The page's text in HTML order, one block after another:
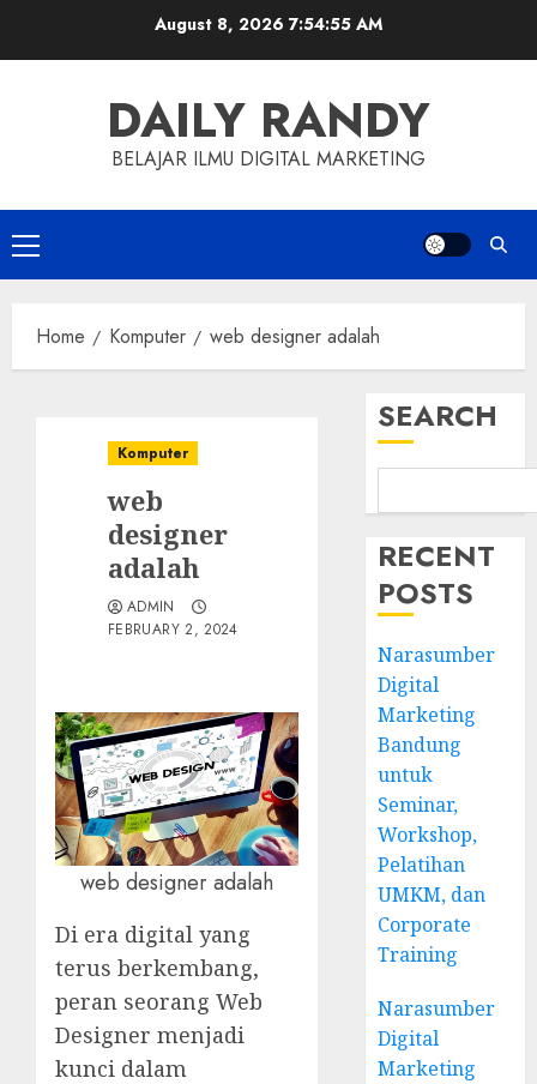
August 8, 2026 7:54:56 AM
DAILY RANDY
BELAJAR ILMU DIGITAL MARKETING
Primary
Menu
Home Komputer web designer adalah
Komputer
web
designer
adalah
ADMIN
FEBRUARY 2, 2024
web designer adalah
Di era digital yang
terus berkembang,
peran seorang Web
Designer menjadi
kunci dalam
SEARCH
RECENT
POSTS
Narasumber
Digital
Marketing
Bandung
untuk
Seminar,
Workshop,
Pelatihan
UMKM, dan
Corporate
Training
Narasumber
Digital
Marketing